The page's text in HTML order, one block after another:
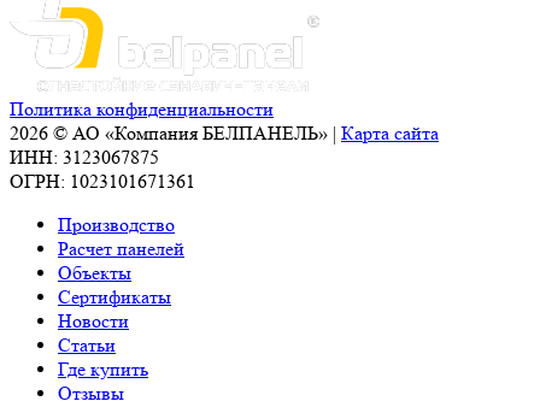
Политика конфиденциальности
2026 © АО «Компания БЕЛПАНЕЛЬ» | Карта сайта
ИНН: 3123067875
ОГРН: 1023101671361
Производство
Расчет панелей
Объекты
Сертификаты
Новости
Статьи
Где купить
Отзывы